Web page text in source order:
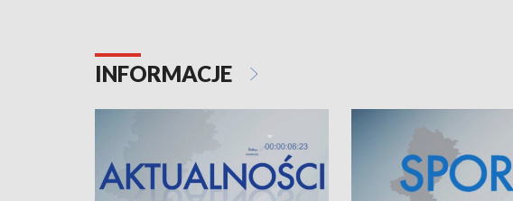
INFORMACJE